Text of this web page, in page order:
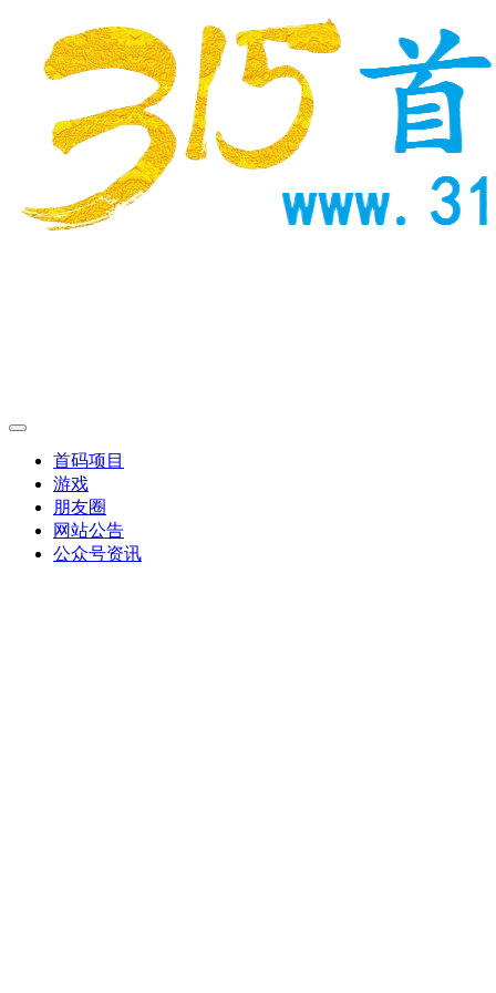
首码项目
游戏
朋友圈
网站公告
公众号资讯